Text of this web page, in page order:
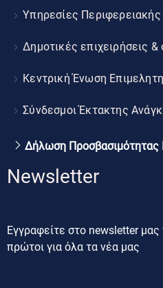
Υπηρεσίες
Δημοτικές επιχειρήσεις &
Κεντρική Ένωση
Σύνδεσμοι Έκτακτης
Δήλωση Προσβασιμότητας
Newsletter
Εγγραφείτε στο newsletter
πρώτοι για όλα τα νέα μας